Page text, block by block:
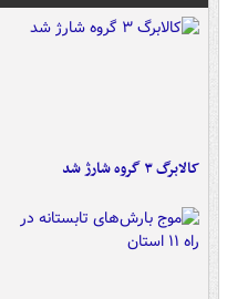
کالابرگ ۳ گروه شارژ شد